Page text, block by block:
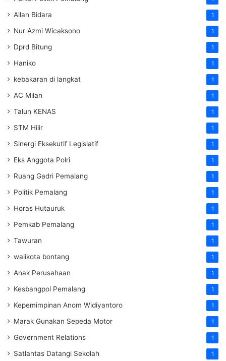
Allan Bidara 1
Nur Azmi Wicaksono 1
Dprd Bitung 1
Haniko 1
kebakaran di langkat 1
AC Milan 1
Talun KENAS 1
STM Hilir 1
Sinergi Eksekutif Legislatif 1
Eks Anggota Polri 1
Ruang Gadri Pemalang 1
Politik Pemalang 1
Horas Hutauruk 1
Pemkab Pemalang 1
Tawuran 1
walikota bontang 1
Anak Perusahaan 1
Kesbangpol Pemalang 1
Kepemimpinan Anom Widiyantoro 1
Marak Gunakan Sepeda Motor 1
Government Relations 1
Satlantas Datangi Sekolah 1